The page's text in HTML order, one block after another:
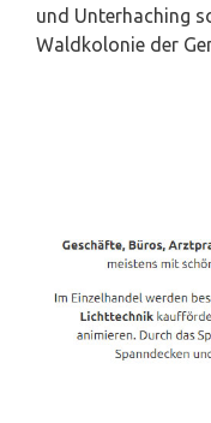
und Unterhaching
Waldkolonie der